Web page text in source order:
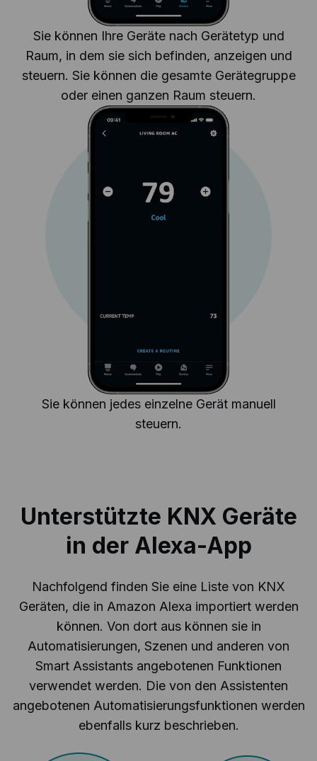
Sie können Ihre Geräte nach Gerätetyp und
Raum, in dem sie sich befinden, anzeigen und
steuern. Sie können die gesamte Gerätegruppe
oder einen ganzen Raum steuern.
Sie können jedes einzelne Gerät manuell
steuern.
Unterstützte KNX Geräte
in der Alexa-App
Nachfolgend finden Sie eine Liste von KNX
Geräten, die in Amazon Alexa importiert werden
können. Von dort aus können sie in
Automatisierungen, Szenen und anderen von
Smart Assistants angebotenen Funktionen
verwendet werden. Die von den Assistenten
angebotenen Automatisierungsfunktionen werden
ebenfalls kurz beschrieben.